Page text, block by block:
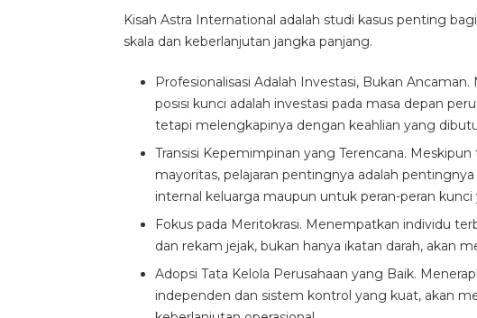
Kisah Astra International adalah studi kasus penting
skala dan keberlanjutan jangka panjang.
Profesionalisasi Adalah Investasi, Bukan
posisi kunci adalah investasi pada masa depan
tetapi melengkapinya dengan keahlian yang
Transisi Kepemimpinan yang Terencana.
mayoritas, pelajaran pentingnya adalah
internal keluarga maupun untuk peran-peran
Fokus pada Meritokrasi. Menempatkan individu
dan rekam jejak, bukan hanya ikatan darah, akan
Adopsi Tata Kelola Perusahaan yang Baik.
independen dan sistem kontrol yang kuat, akan